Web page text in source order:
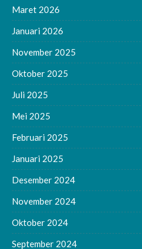
Maret 2026
Januari 2026
November 2025
Oktober 2025
Juli 2025
Mei 2025
Februari 2025
Januari 2025
Desember 2024
November 2024
Oktober 2024
September 2024